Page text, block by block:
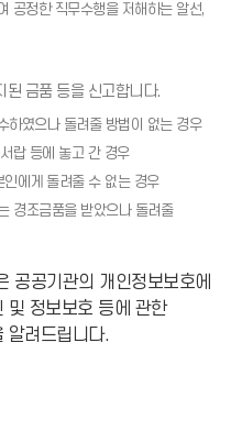
공정한 직무수행을 저해하는 알선,
된 금품 등을 신고합니다.
하였으나 돌려줄 방법이 없는 경우
랍 등에 놓고 간 경우
에게 돌려줄 수 없는 경우
경조금품을 받았으나 돌려줄
공기관의 개인정보보호에
및 정보보호 등에 관한
알려드립니다.